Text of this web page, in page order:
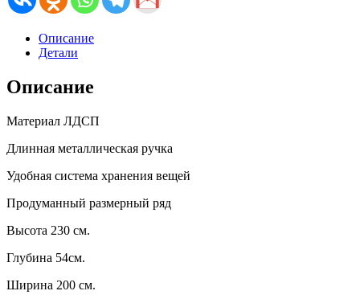
Описание
Детали
Описание
Материал ЛДСП
Длинная металлическая ручка
Удобная система хранения вещей
Продуманный размерный ряд
Высота 230 см.
Глубина 54см.
Ширина 200 см.